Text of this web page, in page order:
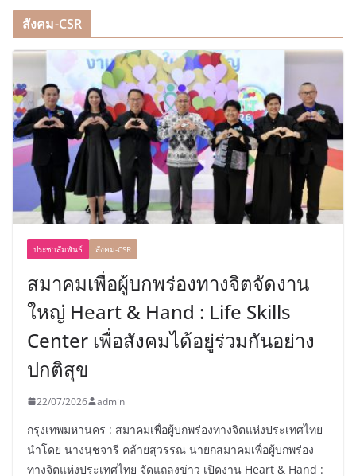
สังคม-CSR
ประชาสัมพันธ์ สังคม-CSR
สมาคมเพื่อผู้บกพร่องทางจิตจัดงาน
ใหญ่ Heart & Hand : Life Skills
Center เพื่อสังคมได้อยู่ร่วมกันอย่าง
ปกติสุข
22/07/2026 admin
กรุงเทพมหานคร : สมาคมเพื่อผู้บกพร่องทางจิตแห่งประเทศไทย
นำโดย นางนุชจารี คล้ายสุวรรณ นายกสมาคมเพื่อผู้บกพร่อง
ทางจิตแห่งประเทศไทย จัดแถลงข่าว เปิดงาน Heart & Hand :